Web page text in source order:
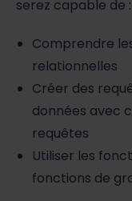
serez capable de :
Comprendre
relationnelles
Créer des
données avec
requêtes
Utiliser les
fonctions de